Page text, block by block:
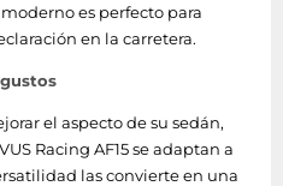
es perfecto para
en la carretera.
el aspecto de su sedán,
Racing AF15 se adaptan a
las convierte en una